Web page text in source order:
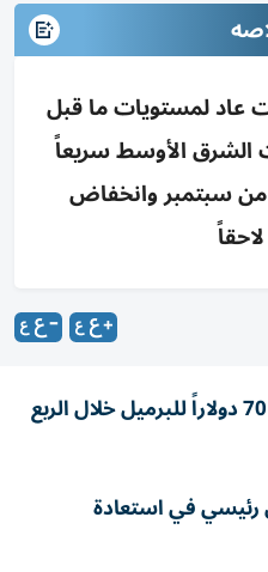
عاد لمستويات ما قبل
الشرق الأوسط سريعاً
سبتمبر وانخفاض
توقعت تراجع سعر برنت إلى 70 دولاراً للبرميل خلال الربع
في استعادة